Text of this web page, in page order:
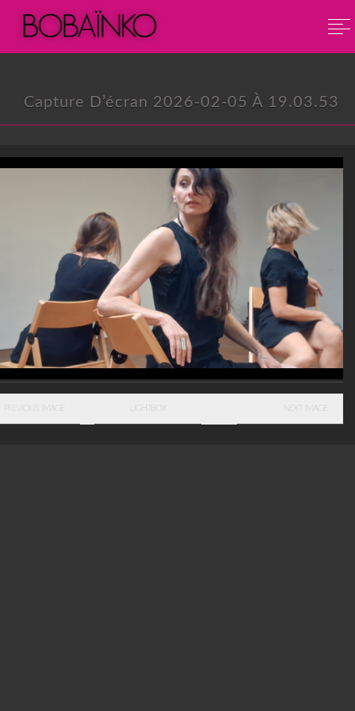
Capture D’écran 2026-02-05 À 19.03.53
PREVIOUS IMAGE LIGHTBOX NEXT IMAGE